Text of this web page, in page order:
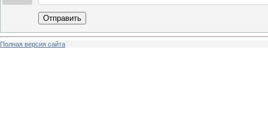
Отправить
Полная версия сайта